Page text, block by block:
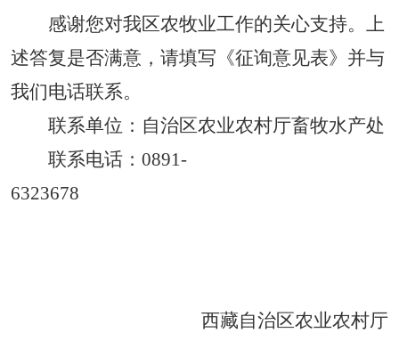
感谢您对我区农牧业工作的关心支持。上
述答复是否满意，请填写《征询意见表》并与
我们电话联系。
联系单位 ： 自治区农业农村厅畜牧水产处
联系电话： 0891-
6323678
西藏自治区农业农村厅